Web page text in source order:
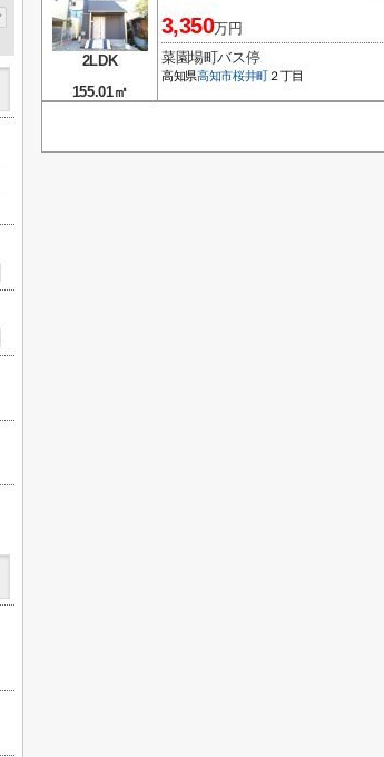
2LDK
155.01㎡
3,350万円
菜園場町バス停
高知県高知市桜井町 ２丁目